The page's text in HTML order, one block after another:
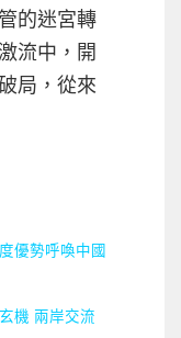
的迷宮轉
流中，開
局，從來
優勢呼喚中國
機 兩岸交流